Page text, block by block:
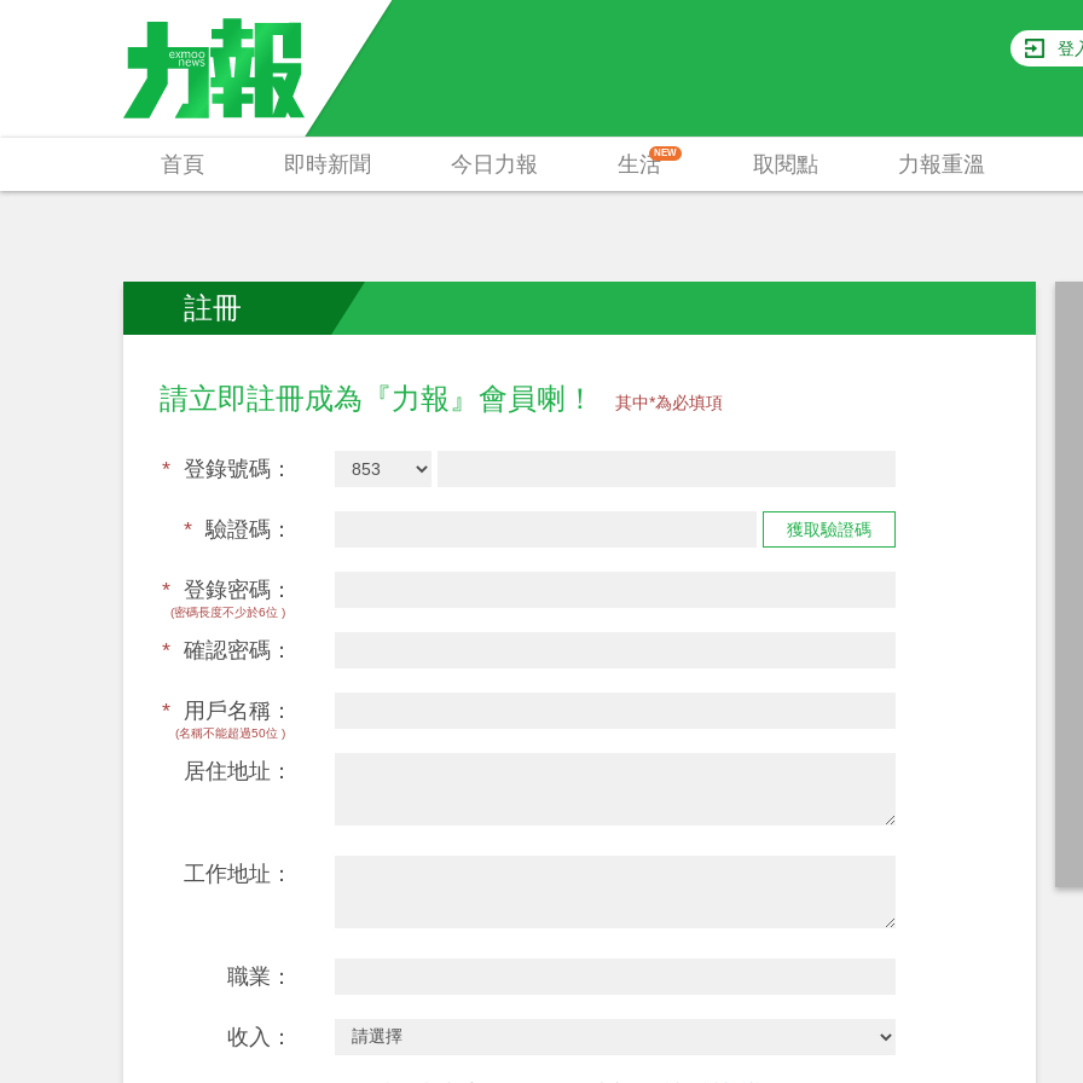
登
首頁 即時新聞 今日力報 生活NEW 取閱點 力報重溫
註冊
請立即註冊成為『力報』會員喇！ 其中*為必填項
* 登錄號碼：
* 驗證碼： 獲取驗證碼
* 登錄密碼：
(密碼長度不少於6位 )
* 確認密碼：
* 用戶名稱：
(名稱不能超過50位 )
居住地址：
工作地址：
職業：
收入：